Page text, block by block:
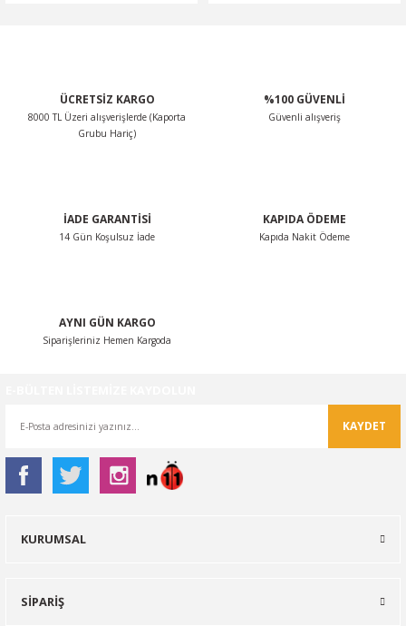
ÜCRETSİZ KARGO
8000 TL Üzeri alışverişlerde (Kaporta
Grubu Hariç)
%100 GÜVENLİ
Güvenli alışveriş
İADE GARANTİSİ
14 Gün Koşulsuz İade
KAPIDA ÖDEME
Kapıda Nakit Ödeme
AYNI GÜN KARGO
Siparişleriniz Hemen Kargoda
KAYDET
KURUMSAL
SİPARİŞ